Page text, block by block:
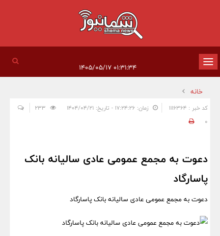
تغییر
وضعیت
ناوبری
خانه
کد خبر : 1116364 زمان: ۱۷:۲۴:۲۶ - تاریخ: ۱۴۰۴/۰۴/۲۱
0
​دعوت به مجمع عمومی عادی سالیانه بانک
پاسارگاد
​دعوت به مجمع عمومی عادی سالیانه بانک پاسارگاد